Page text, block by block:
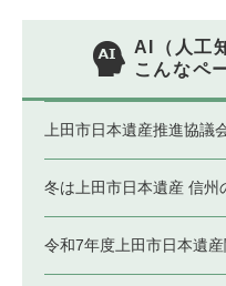
AI（人工
こんなペ
上田市日本遺産推進協議
冬は上田市日本遺産 信州
令和7年度上田市日本遺